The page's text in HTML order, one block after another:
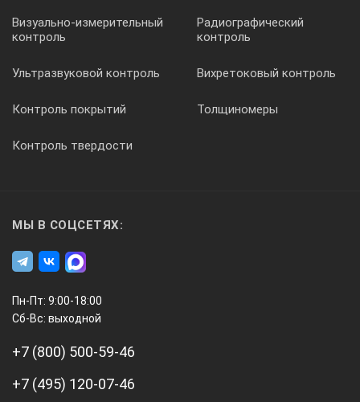
Визуально-измерительный
контроль
Радиографический
контроль
Ультразвуковой контроль Вихретоковый контроль
Контроль покрытий Толщиномеры
Контроль твердости
МЫ В СОЦСЕТЯХ:
Пн-Пт: 9:00-18:00
Сб-Вс: выходной
+7 (800) 500-59-46
+7 (495) 120-07-46